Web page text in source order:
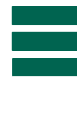
絞り込
Afternoon Tea(ア
キッチン・ダイニ
毎日